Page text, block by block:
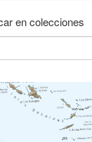
en colecciones